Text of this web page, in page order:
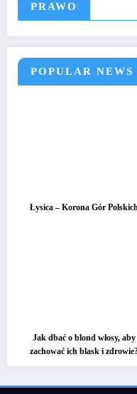
PRAWO
POPULAR NEWS
Łysica – Korona Gór
Jak dbać o blond włosy, aby
zachować ich blask i